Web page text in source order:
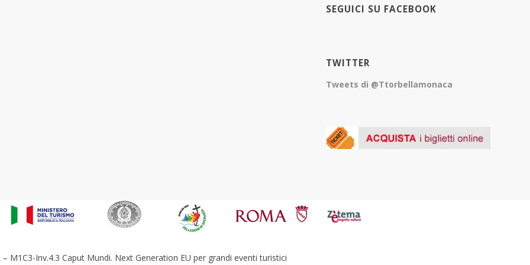
SEGUICI SU FACEBOOK
TWITTER
Tweets di @Ttorbellamonaca
– M1C3-Inv.4.3 Caput Mundi. Next Generation EU per grandi eventi turistici